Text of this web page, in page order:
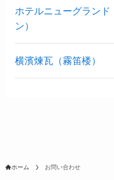
ホテルニューグラン
ン）
横濱煉瓦（霧笛楼）
ホーム お問い合わせ